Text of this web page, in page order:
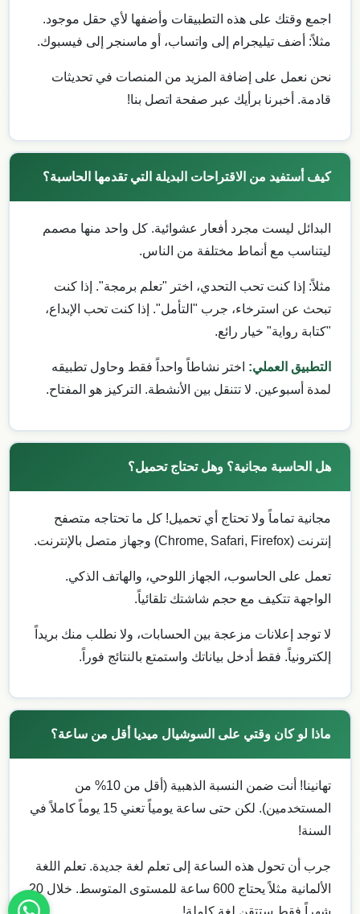
اجمع وقتك على هذه التطبيقات وأضفها لأي حقل موجود.
مثلاً: أضف تيليجرام إلى واتساب، أو ماسنجر إلى فيسبوك.
نحن نعمل على إضافة المزيد من المنصات في تحديثات
قادمة. أخبرنا برأيك عبر صفحة اتصل بنا!
كيف أستفيد من الاقتراحات البديلة التي تقدمها الحاسبة؟
البدائل ليست مجرد أفعار عشوائية. كل واحد منها مصمم
ليتناسب مع أنماط مختلفة من الناس.
مثلاً: إذا كنت تحب التحدي، اختر "تعلم برمجة". إذا كنت
تبحث عن استرخاء، جرب "التأمل". إذا كنت تحب الإبداع،
"كتابة رواية" خيار رائع.
التطبيق العملي: اختر نشاطاً واحداً فقط وحاول تطبيقه
لمدة أسبوعين. لا تتنقل بين الأنشطة. التركيز هو المفتاح.
هل الحاسبة مجانية؟ وهل تحتاج تحميل؟
مجانية تماماً ولا تحتاج أي تحميل! كل ما تحتاجه متصفح
إنترنت (Chrome, Safari, Firefox) وجهاز متصل بالإنترنت.
تعمل على الحاسوب، الجهاز اللوحي، والهاتف الذكي.
الواجهة تتكيف مع حجم شاشتك تلقائياً.
لا توجد إعلانات مزعجة بين الحسابات، ولا نطلب منك بريداً
إلكترونياً. فقط أدخل بياناتك واستمتع بالنتائج فوراً.
ماذا لو كان وقتي على السوشيال ميديا أقل من ساعة؟
تهانينا! أنت ضمن النسبة الذهبية (أقل من 10% من
المستخدمين). لكن حتى ساعة يومياً تعني 15 يوماً كاملاً في
السنة!
جرب أن تحول هذه الساعة إلى تعلم لغة جديدة. تعلم اللغة
الألمانية مثلاً يحتاج 600 ساعة للمستوى المتوسط. خلال 20
شهراً فقط ستتقن لغة كاملة!